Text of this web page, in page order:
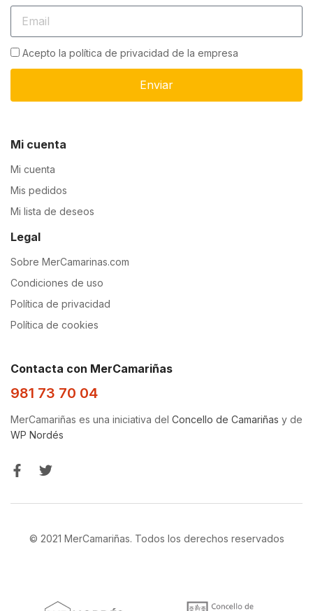
Acepto la política de privacidad de la empresa
Enviar
Mi cuenta
Mi cuenta
Mis pedidos
Mi lista de deseos
Legal
Sobre MerCamarinas.com
Condiciones de uso
Política de privacidad
Política de cookies
Contacta con MerCamariñas
981 73 70 04
MerCamariñas es una iniciativa del Concello de Camariñas y de
WP Nordés
© 2021 MerCamariñas. Todos los derechos reservados